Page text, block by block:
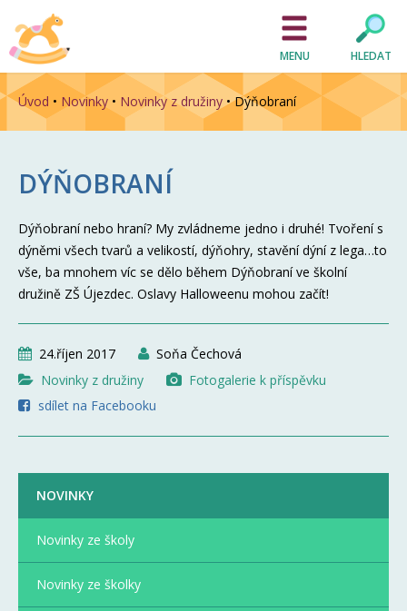
MENU HLEDAT
Úvod • Novinky • Novinky z družiny•Dýňobraní
DÝŇOBRANÍ
Dýňobraní nebo hraní? My zvládneme jedno i druhé! Tvoření s
dýněmi všech tvarů a velikostí, dýňohry, stavění dýní z lega…to
vše, ba mnohem víc se dělo během Dýňobraní ve školní
družině ZŠ Újezdec. Oslavy Halloweenu mohou začít!
24.říjen 2017
Soňa Čechová
Novinky z družiny
Fotogalerie k příspěvku
sdílet na Facebooku
NOVINKY
Novinky ze školy
Novinky ze školky